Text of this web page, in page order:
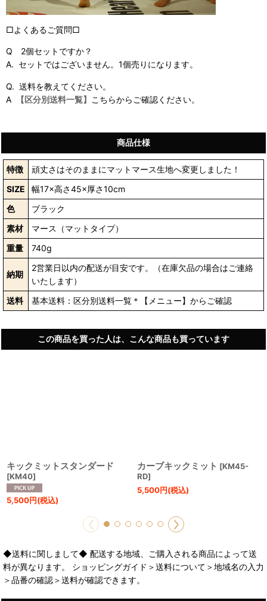
□よくあるご質問□
Q 2個セットですか？
A. セットではございません。1個売りになります。
Q. 送料を教えてください。
A
【区分別送料一覧】 こちらからご確認ください。
商品仕様
特徴
頑丈さはそのままにマットマース生地へ変更しました！
SIZE
幅17×高さ45×厚さ10cm
色
ブラック
素材
マース（マットタイプ）
重量
740g
納期
2営業日以内の配送が目安です。（在庫欠品の場合はご連絡
いたします）
送料
基本送料：区分別送料一覧＊【メニュー】からご確認
この商品を買った人は、こんな商品も買っています
キックミットスタンダード
[KM40]
5,500円(税込)
カーブキックミット [KM45-
RD]
5,500円(税込)
◆送料に関しまして◆ 配送する地域、ご購入される商品によって送
料が異なります。 ショッピングガイド＞送料について＞地域名の入力
＞品番の確認＞送料が確認できます。